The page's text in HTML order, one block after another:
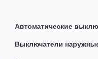
Автоматические
Выключатели